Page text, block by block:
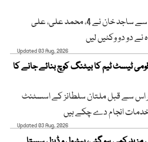
پاکستان کی جانب سے ساجد خان نے 4، محمد علی، علی
نے دو دو وکٹیں لیں
Updated 03 Aug, 2026
ٹیسٹ ٹیم کا بیٹنگ کوچ بنائے جانے کا
اس سے قبل ملتان سلطانز کے اسسٹنٹ
خدمات انجام دے چکے ہیں
Updated 03 Aug, 2026